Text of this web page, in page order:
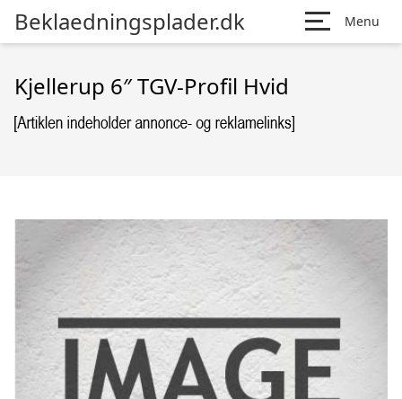
Beklaedningsplader.dk Menu
Kjellerup 6″ TGV-Profil Hvid